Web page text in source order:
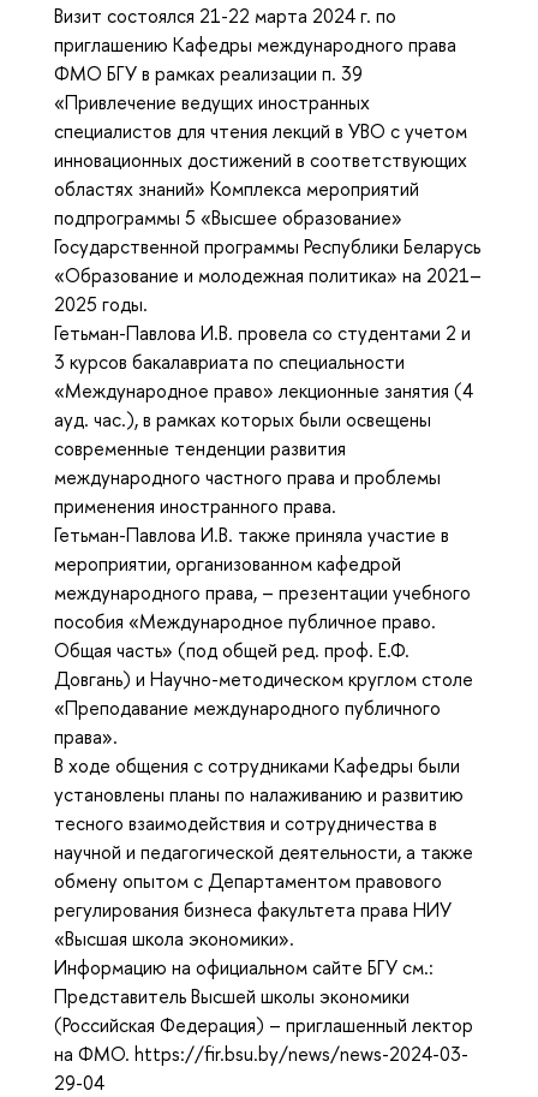
Визит состоялся 21-22 марта 2024 г. по
приглашению Кафедры международного права
ФМО БГУ в рамках реализации п. 39
«Привлечение ведущих иностранных
специалистов для чтения лекций в УВО с учетом
инновационных достижений в соответствующих
областях знаний» Комплекса мероприятий
подпрограммы 5 «Высшее образование»
Государственной программы Республики Беларусь
«Образование и молодежная политика» на 2021–
2025 годы.
Гетьман-Павлова И.В. провела со студентами 2 и
3 курсов бакалавриата по специальности
«Международное право» лекционные занятия (4
ауд. час.), в рамках которых были освещены
современные тенденции развития
международного частного права и проблемы
применения иностранного права.
Гетьман-Павлова И.В. также приняла участие в
мероприятии, организованном кафедрой
международного права, – презентации учебного
пособия «Международное публичное право.
Общая часть» (под общей ред. проф. Е.Ф.
Довгань) и Научно-методическом круглом столе
«Преподавание международного публичного
права».
В ходе общения с сотрудниками Кафедры были
установлены планы по налаживанию и развитию
тесного взаимодействия и сотрудничества в
научной и педагогической деятельности, а также
обмену опытом с Департаментом правового
регулирования бизнеса факультета права НИУ
«Высшая школа экономики».
Информацию на официальном сайте БГУ см.:
Представитель Высшей школы экономики
(Российская Федерация) – приглашенный лектор
на ФМО. https://fir.bsu.by/news/news-2024-03-
29-04